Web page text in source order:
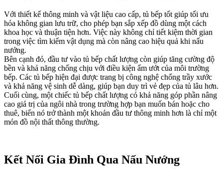
Với thiết kế thông minh và vật liệu cao cấp, tủ bếp tốt giúp tối ưu
hóa không gian lưu trữ, cho phép bạn sắp xếp đồ dùng một cách
khoa học và thuận tiện hơn. Việc này không chỉ tiết kiệm thời gian
trong việc tìm kiếm vật dụng mà còn nâng cao hiệu quả khi nấu
nướng.
Bên cạnh đó, đầu tư vào tủ bếp chất lượng còn giúp tăng cường độ
bền và khả năng chống chịu với điều kiện ẩm ướt của môi trường
bếp. Các tủ bếp hiện đại được trang bị công nghệ chống trầy xước
và khả năng vệ sinh dễ dàng, giúp bạn duy trì vẻ đẹp của tủ lâu hơn.
Cuối cùng, một chiếc tủ bếp chất lượng có khả năng góp phần nâng
cao giá trị của ngôi nhà trong trường hợp bạn muốn bán hoặc cho
thuê, biến nó trở thành một khoản đầu tư thông minh hơn là chỉ một
món đồ nội thất thông thường.
Kết Nối Gia Đình Qua Nấu Nướng